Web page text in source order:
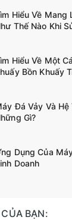
Hiểu Về Mang
Thế Nào Khi
Hiểu Về Một
Bồn Khuấy
Đá Vảy Và Hệ
Gì?
Dụng Của
Doanh
BẠN: